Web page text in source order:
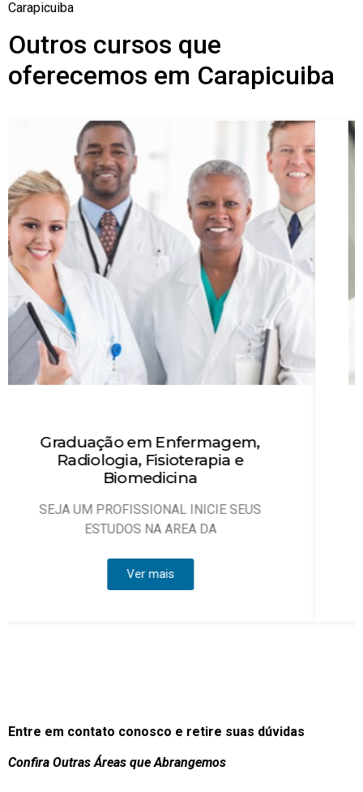
Carapicuiba
Outros cursos que
oferecemos em Carapicuiba
Técnico em Enfermagem
Objetivo: Habilitar técnicos de enfermagem
Ver mais
Entre em contato conosco e retire suas dúvidas
Confira Outras Áreas que Abrangemos